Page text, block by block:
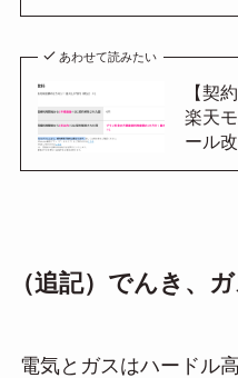
あわせて読みたい
【契
楽天
ール
（追記）でんき、
電気とガスはハードル